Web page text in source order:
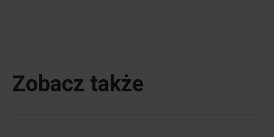
Zobacz także